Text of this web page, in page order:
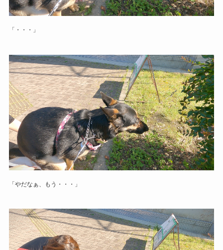
「・・・」
「やだなぁ、もう・・・」